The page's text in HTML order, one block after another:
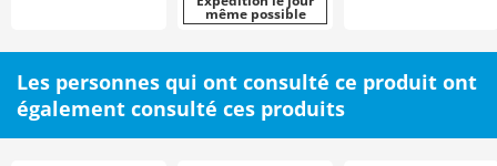
même possible
Les personnes qui ont consulté ce produit ont
également consulté ces produits